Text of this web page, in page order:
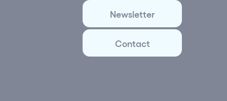
Newsletter
Contact